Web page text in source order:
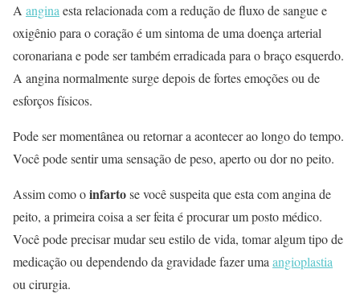
A angina esta relacionada com a redução de fluxo de sangue e
oxigênio para o coração é um sintoma de uma doença arterial
coronariana e pode ser também erradicada para o braço esquerdo.
A angina normalmente surge depois de fortes emoções ou de
esforços físicos.
Pode ser momentânea ou retornar a acontecer ao longo do tempo.
Você pode sentir uma sensação de peso, aperto ou dor no peito.
Assim como oinfartose você suspeita que esta com angina de
peito, a primeira coisa a ser feita é procurar um posto médico.
Você pode precisar mudar seu estilo de vida, tomar algum tipo de
medicação ou dependendo da gravidade fazer uma angioplastia
ou cirurgia.